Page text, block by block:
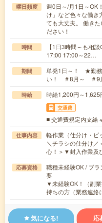
曜日頻度
週0日～/月1日～OK
け」など色々な働
ても大丈夫。 働き
ださい！
時間
【1日3時間～も相
17:00 17:00～22…
期間
単発1日～！ ★勤務
い！ ＃8月～ ＃9
時給 時給1,200円～1,625
交通費
■ 交通費規定内支給
仕事内容
軽作業（仕分け・ピ
＼チラシの仕分け／
心！＞▼封入作業及
応募資格
職種未経験OK / ブ
要
▼未経験OK！（副
持ちの方（業務連
気になる! 応